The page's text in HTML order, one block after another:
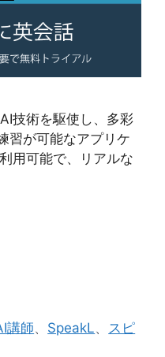
技術を駆使し、多彩
習が可能なアプリケ
用可能で、リアルな
講師、 SpeakL、
スピ